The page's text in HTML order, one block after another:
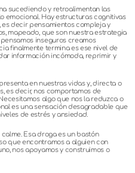
sucediendo y retroalimentan las
emocional. Hay estructuras cognitivas
decir pensamientos compleja y
mapeado, que son nuestra estrategia
inseguros creamos
finalmente termina es ese nivel de
información incómoda, reprimir y
en nuestras vidas y, directa o
es decir, nos comportamos de
algo que nos la reduzca o
es una sensación desagradable que
de estrés y ansiedad.
Esa droga es un bastón
que encontramos a alguien con
nos apoyamos y construimos o